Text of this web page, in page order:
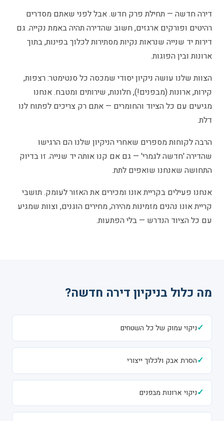
דירה חדשה — תחילת פרק חדש. אבל לפני שאתם מסדרים
רהיטים ופורקים ארגזים, חשוב שהדירה תהיה באמת נקייה. גם
דירות יד שנייה שנראות נקיות מסתירות לכלוך בפינות, בתוך
ארונות ובין הפוגות.
הצוות שלנו עושה ניקיון יסודי שמכסה כל סנטימטר: רצפות,
קירות, ארונות (מבפנים!), חלונות, שירותים ומטבח. אנחנו
מגיעים עם כל הציוד והחומרים — אתם רק צריכים לפתוח לנו
דלת.
הרבה לקוחות מספרים שאחרי הניקיון שלנו הם הרגישו
שהדירה 'חדשה לגמרי' — גם אם קנו אותה יד שנייה. זו בדיוק
התחושה שאנחנו שואפים לתת.
אנחנו פעילים בקריית אונו ומכירים את האזור לעומק. תושבי
קריית אונו נהנים מזמינות מהירה, מחירים הוגנים, וצוות שמגיע
עם כל הציוד הנדרש — בלי הפתעות.
מה כלול בניקיון דירה חדשה?
✓ניקוי עמוק של כל השטחים
✓הסרת אבק ולכלוך ייצורי
✓ניקוי ארונות מבפנים